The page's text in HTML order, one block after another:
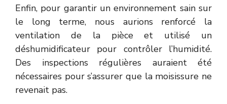
Enfin, pour garantir un environnement sain sur
le long terme, nous aurions renforcé la
ventilation de la pièce et utilisé un
déshumidificateur pour contrôler l’humidité.
Des inspections régulières auraient été
nécessaires pour s’assurer que la moisissure ne
revenait pas.